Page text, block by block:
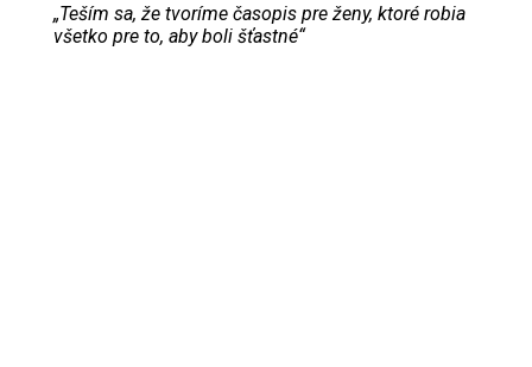
„Teším sa, že tvoríme časopis pre ženy, ktoré robia
všetko pre to, aby boli šťastné“